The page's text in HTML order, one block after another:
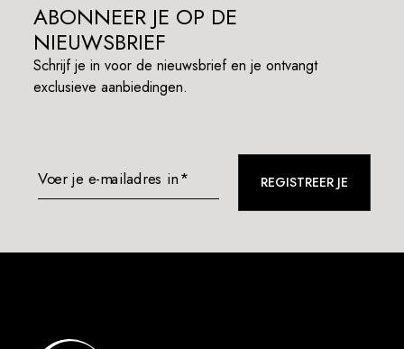
ABONNEER JE OP DE
NIEUWSBRIEF
Schrijf je in voor de nieuwsbrief en je ontvangt
exclusieve aanbiedingen.
Voer je e-mailadres in* REGISTREER JE